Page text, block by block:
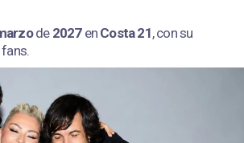
de 2027 en Costa 21, con su